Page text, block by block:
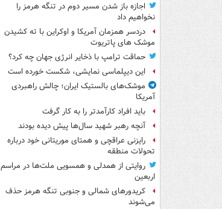
اجازه باز شدن مسیر دوم در تنگه هرمز را
نخواهیم داد
دردسر همزمان آمریکا و اوکراین با ته کشیدن
موشک های پاتریوت
حماقت ترامپ با ذخایر انرژی جهان چه کرد؟
این دیپلماسی نمایشی، شکست خورده است
موشک‌های بالستیک ایران؛ چالش راهبردی
آمریکا
باید افراد کارآمدتر را به کار گرفت
آنچه رهبر شهید سال‌ها پیش دیده بودند
رایزنی عراقچی و همتای موریتانی خود درباره
تحولات منطقه
روایتی از همدلی و همسویی ملت‌ها در مراسم
اربعین
کریدورهای شمالی و جنوبی تنگه هرمز حذف
می‌شوند